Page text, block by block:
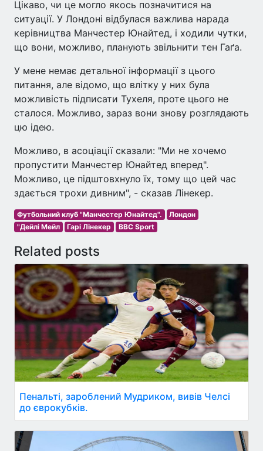
Цікаво, чи це могло якось позначитися на
ситуації. У Лондоні відбулася важлива нарада
керівництва Манчестер Юнайтед, і ходили чутки,
що вони, можливо, планують звільнити тен Гаґа.
У мене немає детальної інформації з цього
питання, але відомо, що влітку у них була
можливість підписати Тухеля, проте цього не
сталося. Можливо, зараз вони знову розглядають
цю ідею.
Можливо, в асоціації сказали: "Ми не хочемо
пропустити Манчестер Юнайтед вперед".
Можливо, це підштовхнуло їх, тому що цей час
здається трохи дивним", - сказав Лінекер.
Футбольний клуб "Манчестер Юнайтед".
Лондон
"Дейлі Мейл
Гарі Лінекер BBC Sport
Related posts
Пенальті, зароблений Мудриком, вивів Челсі
до єврокубків.